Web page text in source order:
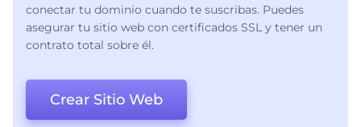
conectar tu dominio cuando te suscribas. Puedes
asegurar tu sitio web con certificados SSL y tener un
contrato total sobre él.
Crear Sitio Web